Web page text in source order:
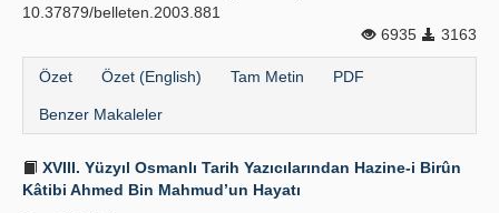
10.37879/belleten.2003.881
6935
3163
Özet Özet (English) Tam Metin PDF
Benzer Makaleler
XVIII. Yüzyıl Osmanlı Tarih Yazıcılarından Hazine-i Birûn
Kâtibi Ahmed Bin Mahmud’un Hayatı